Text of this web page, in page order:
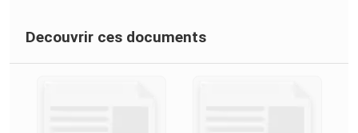
Decouvrir ces documents